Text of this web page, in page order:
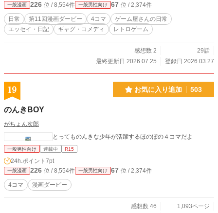
一般漫画 226 位 / 8,554件 一般男性向け 67 位 / 2,374件
日常 第11回漫画ダービー 4コマ
ゲーム屋さんの日常
エッセイ・日記
ギャグ・コメディ レトロゲーム
感想数 2
29話
最終更新日 2026.07.25
登録日 2026.03.27
19 お気に入り追加 503
のんきBOY
がちょん次郎
とってものんきな少年が活躍するほのぼの４コマだよ
一般男性向け 連載中 R15
24h.ポイント 7pt
一般漫画 226 位 / 8,554件 一般男性向け 67 位 / 2,374件
4コマ 漫画ダービー
感想数 46
1,093ページ